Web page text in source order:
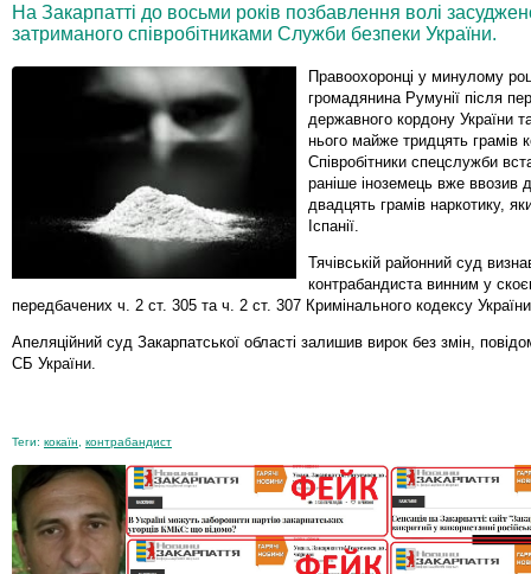
На Закарпатті до восьми років позбавлення волі
затриманого співробітниками Служби безпеки України.
Правоохоронці у минулому
громадянина Румунії після
державного кордону України
нього майже тридцять грамів
Співробітники спецслужби
раніше іноземець вже ввозив
двадцять грамів наркотику,
Іспанії.
Тячівській районний суд
контрабандиста винним у
передбачених ч. 2 ст. 305 та ч. 2 ст. 307 Кримінального кодексу
Апеляційний суд Закарпатської області залишив вирок без змін,
СБ України.
Теги: кокаїн контрабандист